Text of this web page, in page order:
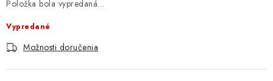
Položka bola vypredaná…
Vypredané
Možnosti doručenia